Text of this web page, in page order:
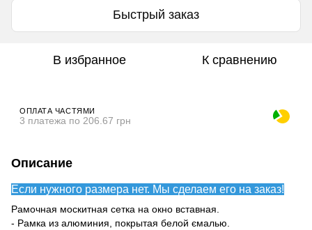
Быстрый заказ
В избранное К сравнению
ОПЛАТА ЧАСТЯМИ
3 платежа по 206.67 грн
Описание
Если нужного размера нет. Мы сделаем его на заказ!
Рамочная москитная сетка на окно вставная.
- Рамка из алюминия, покрытая белой ємалью.